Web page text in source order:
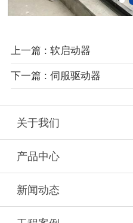
上一篇 : 软启动器
下一篇 : 伺服驱动器
关于我们
产品中心
新闻动态